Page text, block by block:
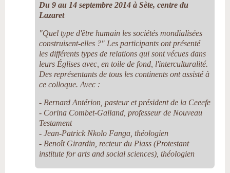
Du 9 au 14 septembre 2014 à Sète, centre du
Lazaret
"Quel type d'être humain les sociétés mondialisées
construisent-elles ?" Les participants ont présenté
les différents types de relations qui sont vécues dans
leurs Églises avec, en toile de fond, l'interculturalité.
Des représentants de tous les continents ont assisté à
ce colloque. Avec :
- Bernard Antérion, pasteur et président de la Ceeefe
- Corina Combet-Galland, professeur de Nouveau
Testament
- Jean-Patrick Nkolo Fanga , théologien
- Benoît Girardin, recteur du Piass (Protestant
institute for arts and social sciences), théologien